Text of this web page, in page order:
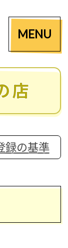
MENU
店
録の基準